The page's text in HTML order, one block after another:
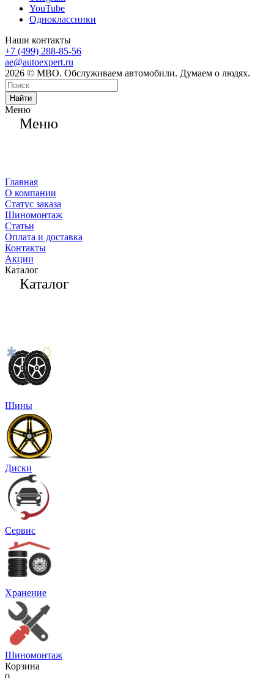
YouTube
Одноклассники
Наши контакты
+7 (499) 288-85-56
ae@autoexpert.ru
2026 © МВО. Обслуживаем автомобили. Думаем о людях.
Найти
Меню
Меню
Главная
О компании
Статус заказа
Шиномонтаж
Статьи
Оплата и доставка
Контакты
Акции
Каталог
Каталог
Шины
Диски
Сервис
Хранение
Шиномонтаж
Корзина